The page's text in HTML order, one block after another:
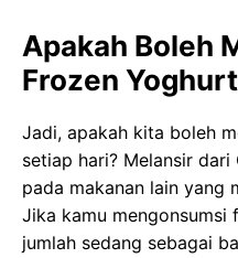
Apakah Boleh
Frozen
Jadi, apakah kita boleh
setiap hari? Melansir
pada makanan lain yang
Jika kamu
jumlah sedang sebagai